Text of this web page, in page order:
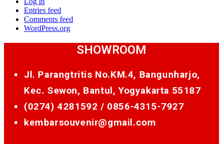
Entries feed
Comments feed
WordPress.org
SHOWROOM
Jl. Parangtritis No.KM.4, Bangunharjo,
Kec. Sewon, Bantul, Yogyakarta 55187
(0274) 4281592 / 0856-4315-7927
kembarsouvenir@gmail.com